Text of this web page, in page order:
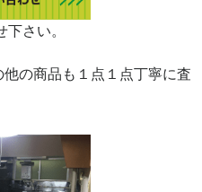
さい。
の商品も１点１点丁寧に査